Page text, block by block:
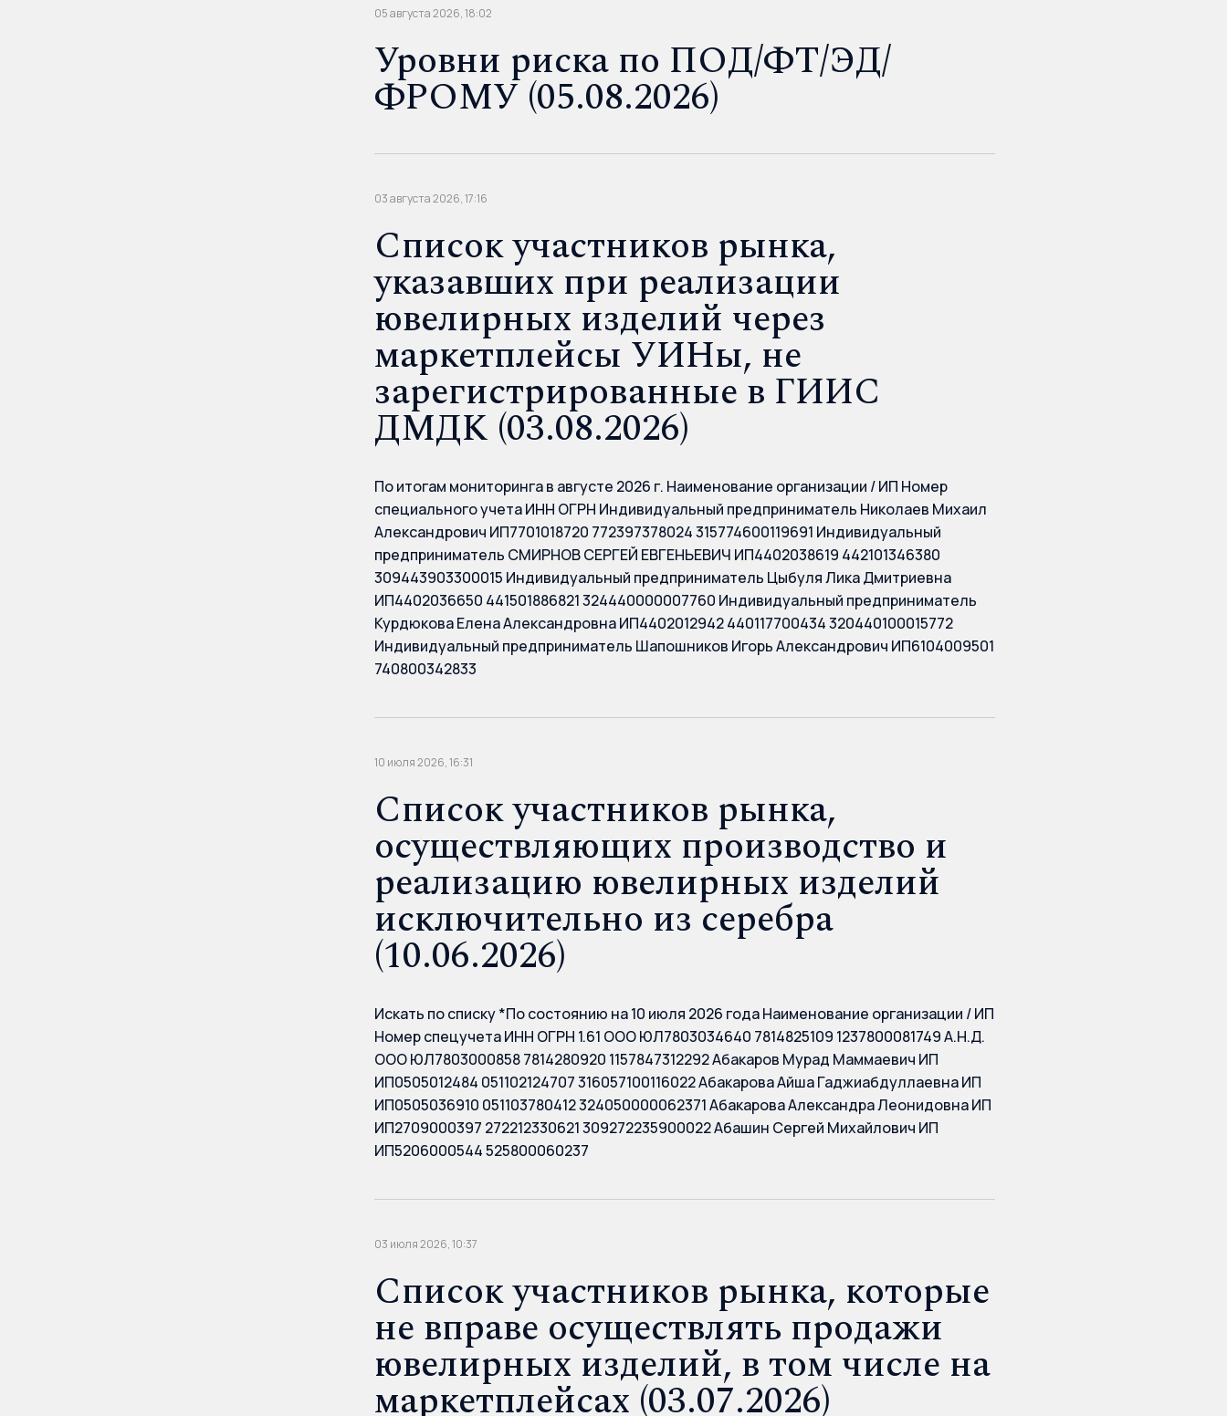
05 августа 2026, 18:02
Уровни риска по ПОД/ФТ/ЭД/
ФРОМУ (05.08.2026)
03 августа 2026, 17:16
Список участников рынка,
указавших при реализации
ювелирных изделий через
маркетплейсы УИНы, не
зарегистрированные в ГИИС
ДМДК (03.08.2026)
По итогам мониторинга в августе 2026 г. Наименование организации / ИП Номер
специального учета ИНН ОГРН Индивидуальный предприниматель Николаев Михаил
Александрович ИП7701018720 772397378024 315774600119691 Индивидуальный
предприниматель СМИРНОВ СЕРГЕЙ ЕВГЕНЬЕВИЧ ИП4402038619 442101346380
309443903300015 Индивидуальный предприниматель Цыбуля Лика Дмитриевна
ИП4402036650 441501886821 324440000007760 Индивидуальный предприниматель
Курдюкова Елена Александровна ИП4402012942 440117700434 320440100015772
Индивидуальный предприниматель Шапошников Игорь Александрович ИП6104009501
740800342833
10 июля 2026, 16:31
Список участников рынка,
осуществляющих производство и
реализацию ювелирных изделий
исключительно из серебра
(10.06.2026)
Искать по списку *По состоянию на 10 июля 2026 года Наименование организации / ИП
Номер спецучета ИНН ОГРН 1.61 ООО ЮЛ7803034640 7814825109 1237800081749 А.Н.Д.
ООО ЮЛ7803000858 7814280920 1157847312292 Абакаров Мурад Маммаевич ИП
ИП0505012484 051102124707 316057100116022 Абакарова Айша Гаджиабдуллаевна ИП
ИП0505036910 051103780412 324050000062371 Абакарова Александра Леонидовна ИП
ИП2709000397 272212330621 309272235900022 Абашин Сергей Михайлович ИП
ИП5206000544 525800060237
03 июля 2026, 10:37
Список участников рынка, которые
не вправе осуществлять продажи
ювелирных изделий, в том числе на
маркетплейсах (03.07.2026)